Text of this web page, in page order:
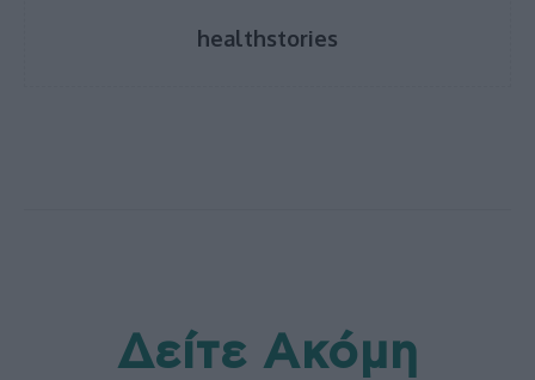
healthstories
Δείτε Ακόμη